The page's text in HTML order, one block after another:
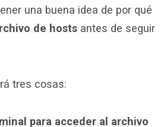
una buena idea de por qué
de hosts antes de seguir
tres cosas:
para acceder al archivo